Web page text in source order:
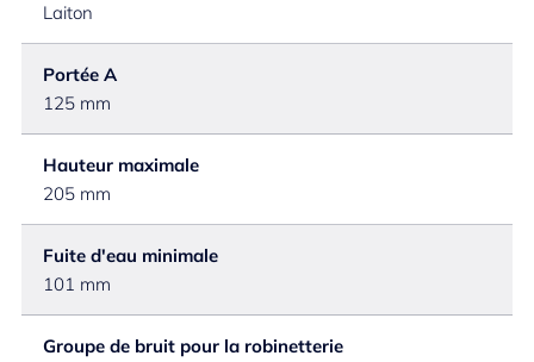
Laiton
Portée A
125 mm
Hauteur maximale
205 mm
Fuite d'eau minimale
101 mm
Groupe de bruit pour la robinetterie